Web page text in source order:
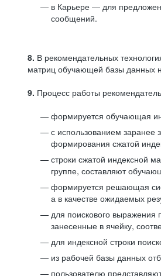
в Карьере — для
сообщений.
8. В рекомендательных
матриц обучающей базы данных
9. Процесс работы
формируется обучающая
с использованием
формирования сжатой
строки сжатой индексной
группе, составляют
формируется решающая
а в качестве ожидаемых
для поискового выражения
занесенные в ячейку,
для индексной строки
из рабочей базы данных
пользователю